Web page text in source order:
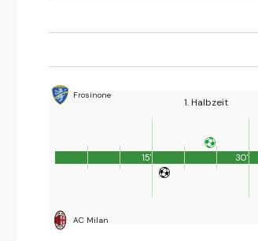
Frosinone
1. Halbzeit
AC Milan
15' 30'